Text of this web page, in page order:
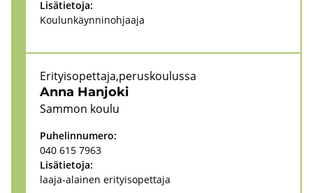
Li­sä­tie­to­ja:
Kou­lun­käyn­ni­noh­jaa­ja
Anna Han­jo­ki
Eri­tyi­so­pet­ta­ja,pe­rus­kou­lus­sa
Sam­mon koulu
Pu­he­lin­nu­me­ro:
040 615 7963
Li­sä­tie­to­ja:
laaja-​alainen eri­tyi­so­pet­ta­ja